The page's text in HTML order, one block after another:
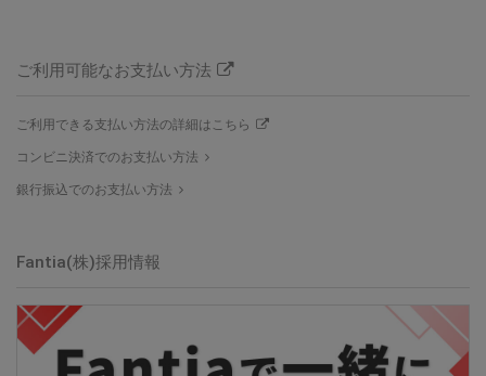
ご利用可能なお支払い方法
ご利用できる支払い方法の詳細はこちら
コンビニ決済でのお支払い方法
銀行振込でのお支払い方法
Fantia(株)採用情報